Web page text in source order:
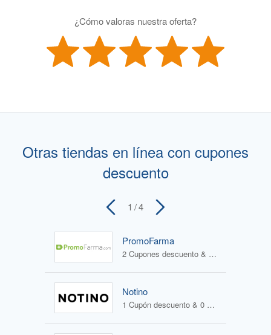
¿Cómo valoras nuestra oferta?
Otras tiendas en línea con cupones
descuento
1 / 4
PromoFarma
2 Cupones descuento & 2 Ofertas
Notino
1 Cupón descuento & 0 Ofertas